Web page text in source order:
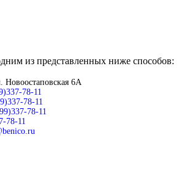
из представленных ниже способов:
Новоостаповская 6А
78-11
78-11
78-11
78-11